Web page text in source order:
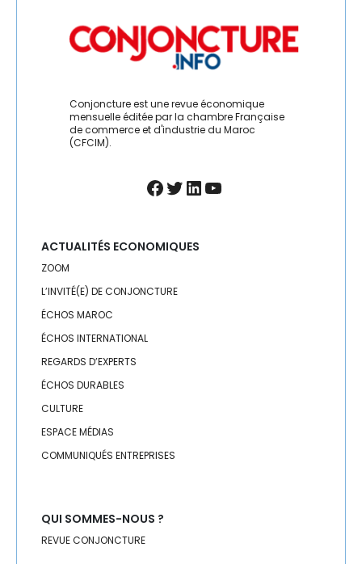
PÊCHE
POLITIQUE MONÉTAIRE
PROVINCES DU SUD
RH
SANTÉ
SEISME
SERVICES
SOCIAL
SPORT
Conjoncture est une revue économique
mensuelle éditée par la chambre Française
de commerce et d'industrie du Maroc
(CFCIM).
Facebook
Twitter
LinkedIn
YouTube
ACTUALITÉS ECONOMIQUES
ZOOM
L’INVITÉ(E) DE CONJONCTURE
ÉCHOS MAROC
ÉCHOS INTERNATIONAL
REGARDS D’EXPERTS
ÉCHOS DURABLES
CULTURE
ESPACE MÉDIAS
COMMUNIQUÉS ENTREPRISES
QUI SOMMES-NOUS ?
REVUE CONJONCTURE